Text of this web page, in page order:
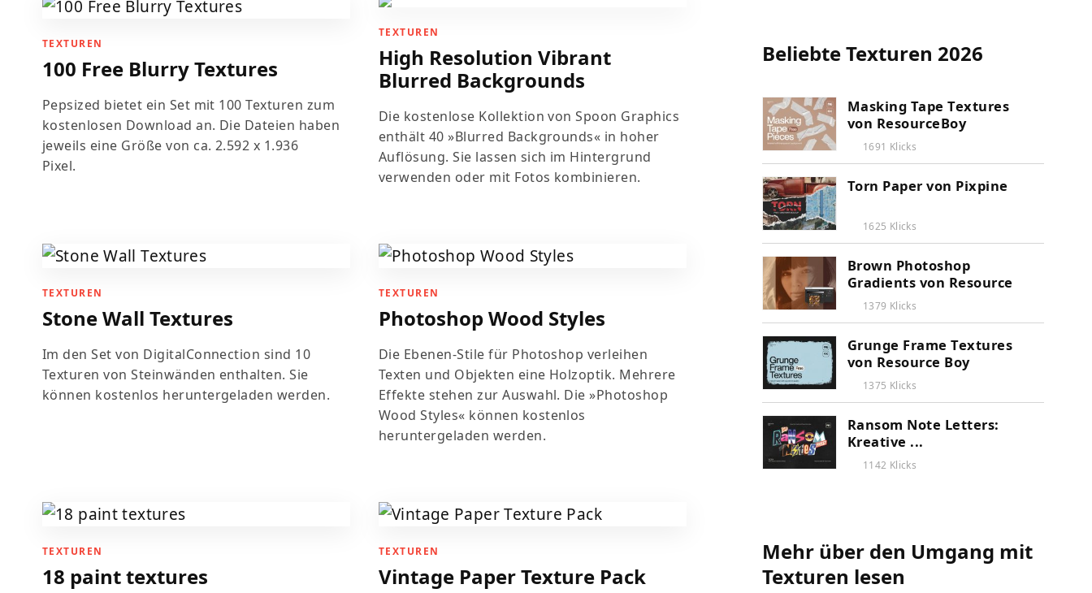
TEXTUREN
100 Free Blurry Textures
Pepsized bietet ein Set mit 100 Texturen zum
kostenlosen Download an. Die Dateien haben
jeweils eine Größe von ca. 2.592 x 1.936
Pixel.
TEXTUREN
High Resolution Vibrant
Blurred Backgrounds
Die kostenlose Kollektion von Spoon Graphics
enthält 40 »Blurred Backgrounds« in hoher
Auflösung. Sie lassen sich im Hintergrund
verwenden oder mit Fotos kombinieren.
TEXTUREN
Stone Wall Textures
Im den Set von DigitalConnection sind 10
Texturen von Steinwänden enthalten. Sie
können kostenlos heruntergeladen werden.
TEXTUREN
Photoshop Wood Styles
Die Ebenen-Stile für Photoshop verleihen
Texten und Objekten eine Holzoptik. Mehrere
Effekte stehen zur Auswahl. Die »Photoshop
Wood Styles« können kostenlos
heruntergeladen werden.
TEXTUREN
18 paint textures
TEXTUREN
Vintage Paper Texture Pack
Beliebte Texturen 2026
Masking Tape Textures
von ResourceBoy
1691 Klicks
Torn Paper von Pixpine
1625 Klicks
Brown Photoshop
Gradients von Resource
Boy1379 Klicks
Grunge Frame Textures
von Resource Boy
1375 Klicks
Ransom Note Letters:
Kreative ...
1142 Klicks
Mehr über den Umgang mit
Texturen lesen